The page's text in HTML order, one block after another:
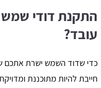
התקנת דודי שמש
עובד?
כדי שדוד השמש ישרת אתכם
חייבת להיות מתוכננת